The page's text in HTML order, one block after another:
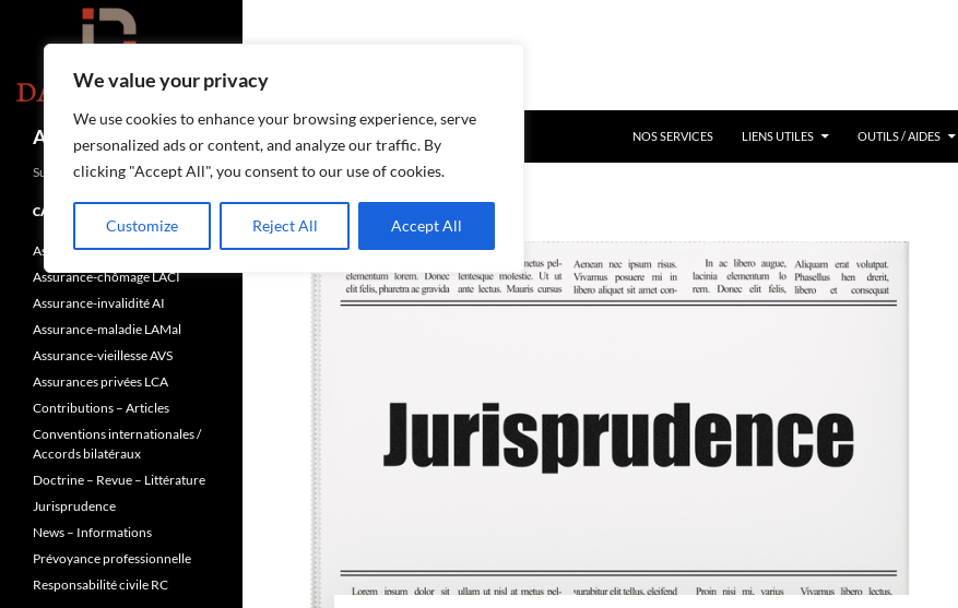
We value your privacy
We use cookies to enhance your browsing experience, serve
personalized ads or content, and analyze our traffic. By
clicking "Accept All", you consent to our use of cookies.
Customize Reject All Accept All
Assurances-sociales.info
Recherche
NOS SERVICES LIENS UTILES OUTILS / AIDES
Suisse
CATÉGORIES
Assurance-accidents LAA
Assurance-chômage LACI
Assurance-invalidité AI
Assurance-maladie LAMal
Assurance-vieillesse AVS
Assurances privées LCA
Contributions – Articles
Conventions internationales /
Accords bilatéraux
Doctrine – Revue – Littérature
Jurisprudence
News – Informations
Prévoyance professionnelle
Responsabilité civile RC